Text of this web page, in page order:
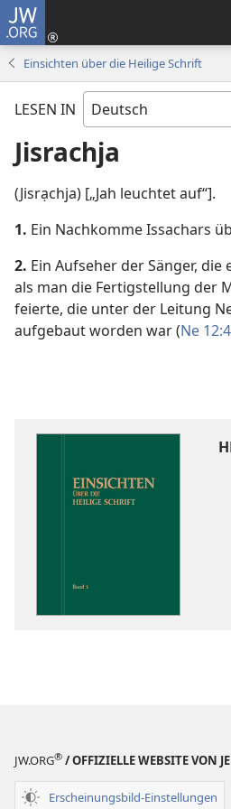
JW.ORG
Einsichten über die Heilige Schrift
LESEN IN
Jisrachja
(Jisrạchja) [„Jah leuchtet auf“].
1. Ein Nachkomme Issachars
2. Ein Aufseher der Sänger,
als man die Fertigstellung der
feierte, die unter der Leitung
aufgebaut worden war (Ne
JW.ORG® / OFFIZIELLE WEBSITE VON
Erscheinungsbild-Einstellungen